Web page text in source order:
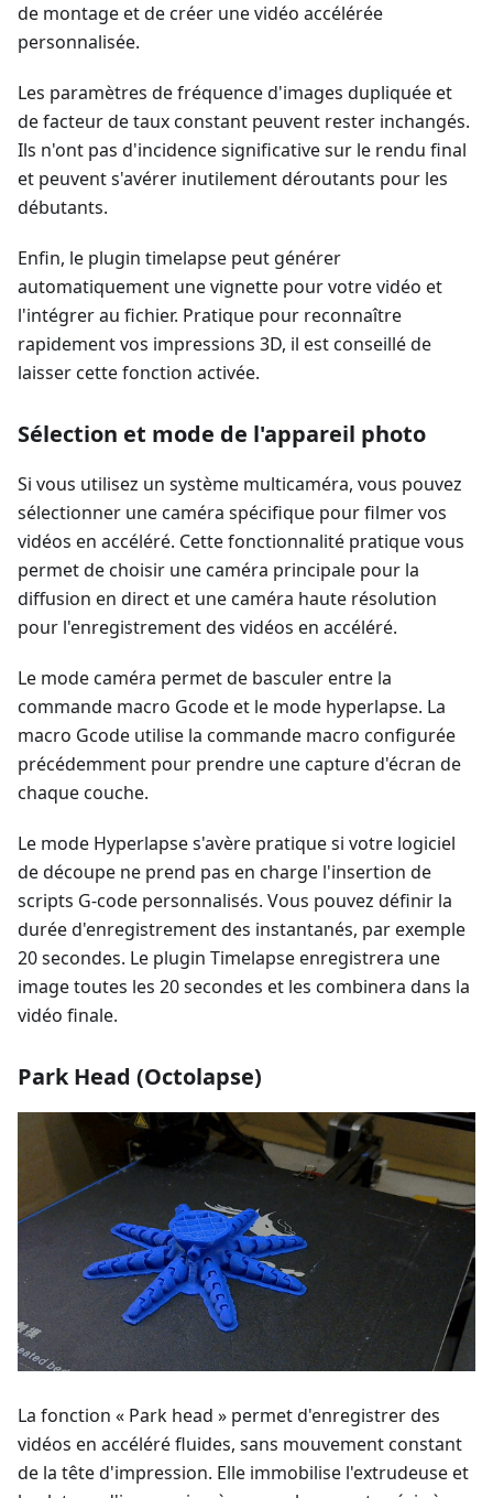
de montage et de créer une vidéo accélérée
personnalisée.
Les paramètres de fréquence d'images dupliquée et
de facteur de taux constant peuvent rester inchangés.
Ils n'ont pas d'incidence significative sur le rendu final
et peuvent s'avérer inutilement déroutants pour les
débutants.
Enfin, le plugin timelapse peut générer
automatiquement une vignette pour votre vidéo et
l'intégrer au fichier. Pratique pour reconnaître
rapidement vos impressions 3D, il est conseillé de
laisser cette fonction activée.
Sélection et mode de l'appareil photo
Si vous utilisez un système multicaméra, vous pouvez
sélectionner une caméra spécifique pour filmer vos
vidéos en accéléré. Cette fonctionnalité pratique vous
permet de choisir une caméra principale pour la
diffusion en direct et une caméra haute résolution
pour l'enregistrement des vidéos en accéléré.
Le mode caméra permet de basculer entre la
commande macro Gcode et le mode hyperlapse. La
macro Gcode utilise la commande macro configurée
précédemment pour prendre une capture d'écran de
chaque couche.
Le mode Hyperlapse s'avère pratique si votre logiciel
de découpe ne prend pas en charge l'insertion de
scripts G-code personnalisés. Vous pouvez définir la
durée d'enregistrement des instantanés, par exemple
20 secondes. Le plugin Timelapse enregistrera une
image toutes les 20 secondes et les combinera dans la
vidéo finale.
Park Head (Octolapse)
La fonction « Park head » permet d'enregistrer des
vidéos en accéléré fluides, sans mouvement constant
de la tête d'impression. Elle immobilise l'extrudeuse et